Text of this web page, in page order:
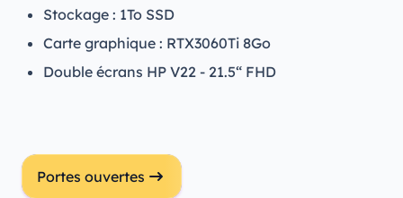
Stockage : 1To SSD
Carte graphique : RTX3060Ti 8Go
Double écrans HP V22 - 21.5“ FHD
Portes ouvertes